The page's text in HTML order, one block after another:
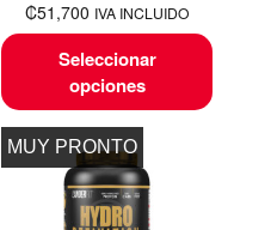
₡51,700 IVA INCLUIDO
Seleccionar
opciones
MUY PRONTO